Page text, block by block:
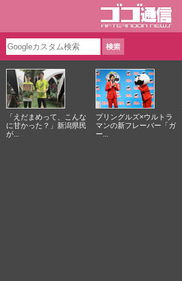
「えだまめって、こんな
に甘かった？」新潟県民
が...
プリングルズ×ウルトラ
マンの新フレーバー「ガ
ー...